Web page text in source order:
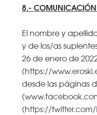
8.- COMUNICACIÓN
El nombre y
y de los/as
26 de enero de
(https://
desde las páginas
(
(https://twitter.com/